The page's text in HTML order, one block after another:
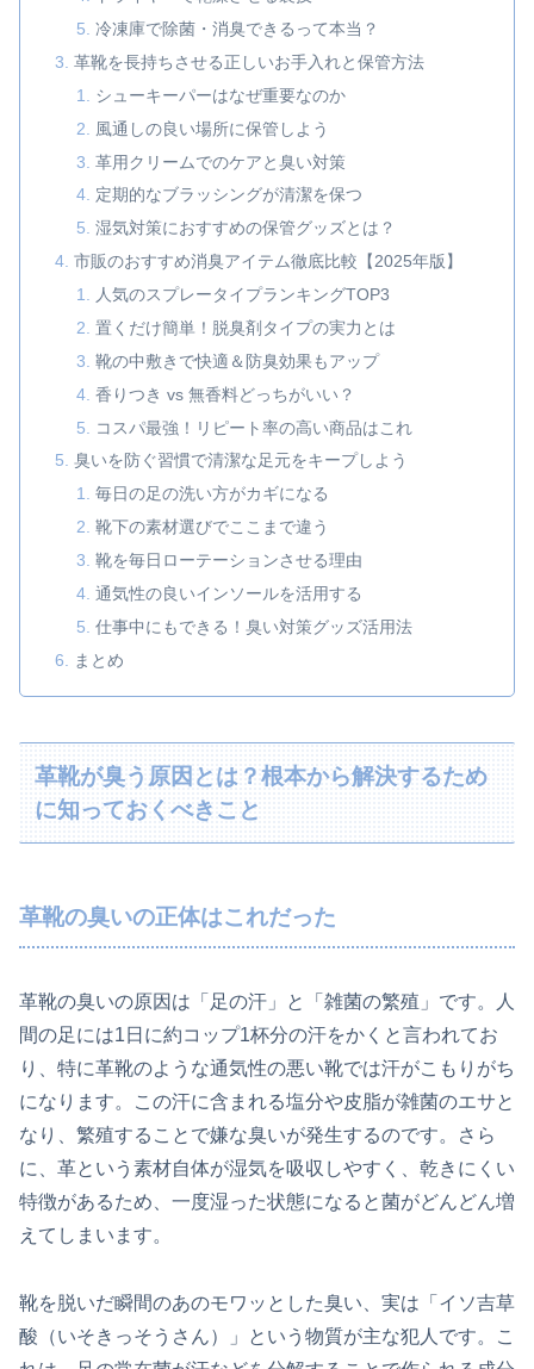
冷凍庫で除菌・消臭できるって本当？
革靴を長持ちさせる正しいお手入れと保管方法
シューキーパーはなぜ重要なのか
風通しの良い場所に保管しよう
革用クリームでのケアと臭い対策
定期的なブラッシングが清潔を保つ
湿気対策におすすめの保管グッズとは？
市販のおすすめ消臭アイテム徹底比較【2025年版】
人気のスプレータイプランキングTOP3
置くだけ簡単！脱臭剤タイプの実力とは
靴の中敷きで快適＆防臭効果もアップ
香りつき vs 無香料どっちがいい？
コスパ最強！リピート率の高い商品はこれ
臭いを防ぐ習慣で清潔な足元をキープしよう
毎日の足の洗い方がカギになる
靴下の素材選びでここまで違う
靴を毎日ローテーションさせる理由
通気性の良いインソールを活用する
仕事中にもできる！臭い対策グッズ活用法
まとめ
革靴が臭う原因とは？根本から解決するため
に知っておくべきこと
革靴の臭いの正体はこれだった
革靴の臭いの原因は「足の汗」と「雑菌の繁殖」です。人
間の足には1日に約コップ1杯分の汗をかくと言われてお
り、特に革靴のような通気性の悪い靴では汗がこもりがち
になります。この汗に含まれる塩分や皮脂が雑菌のエサと
なり、繁殖することで嫌な臭いが発生するのです。さら
に、革という素材自体が湿気を吸収しやすく、乾きにくい
特徴があるため、一度湿った状態になると菌がどんどん増
えてしまいます。
靴を脱いだ瞬間のあのモワッとした臭い、実は「イソ吉草
酸（いそきっそうさん）」という物質が主な犯人です。こ